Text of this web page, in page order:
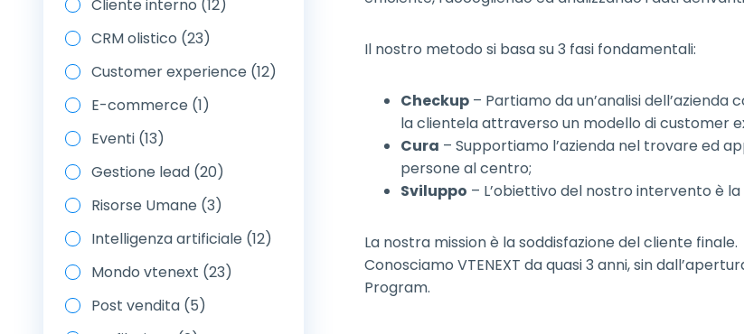
Il nostro metodo si basa su 3 fasi fondamentali:
Checkup – Partiamo da un’analisi
la clientela attraverso un modello di customer
Cura – Supportiamo l’azienda nel trovare ed
persone al centro;
Sviluppo – L’obiettivo del nostro intervento è
La nostra mission è la soddisfazione del cliente finale.
Conosciamo VTENEXT da quasi 3 anni, sin
Program.
Cliente interno (12)
CRM olistico (23)
Customer experience (12)
E-commerce (1)
Eventi (13)
Gestione lead (20)
Risorse Umane (3)
Intelligenza artificiale (12)
Mondo vtenext (23)
Post vendita (5)